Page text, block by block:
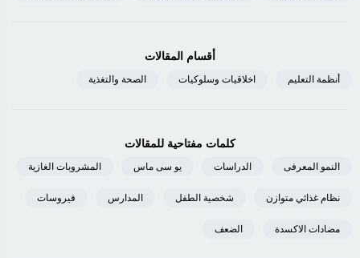
أقسام المقالات
أنظمة التعليم اخلاقيات وسلوكيات الصحة والتغذية
كلمات مفتاحية للمقالات
النمو المعرفى الدراسات يو سى ماس المشروبات الغازية
نظام غذائي متوازن شخصية الطفل المدارس فيروسات
مضادات الاكسدة الضعف